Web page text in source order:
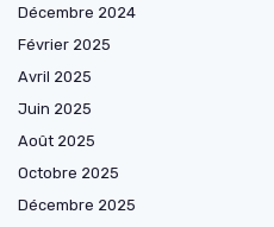
Décembre 2024
Février 2025
Avril 2025
Juin 2025
Août 2025
Octobre 2025
Décembre 2025